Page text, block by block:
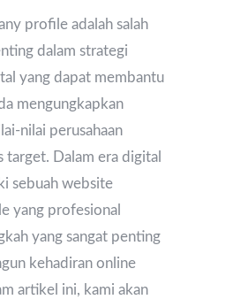
profile adalah salah
dalam strategi
yang dapat membantu
mengungkapkan
nilai perusahaan
target. Dalam era digital
sebuah website
yang profesional
yang sangat penting
kehadiran online
artikel ini, kami akan